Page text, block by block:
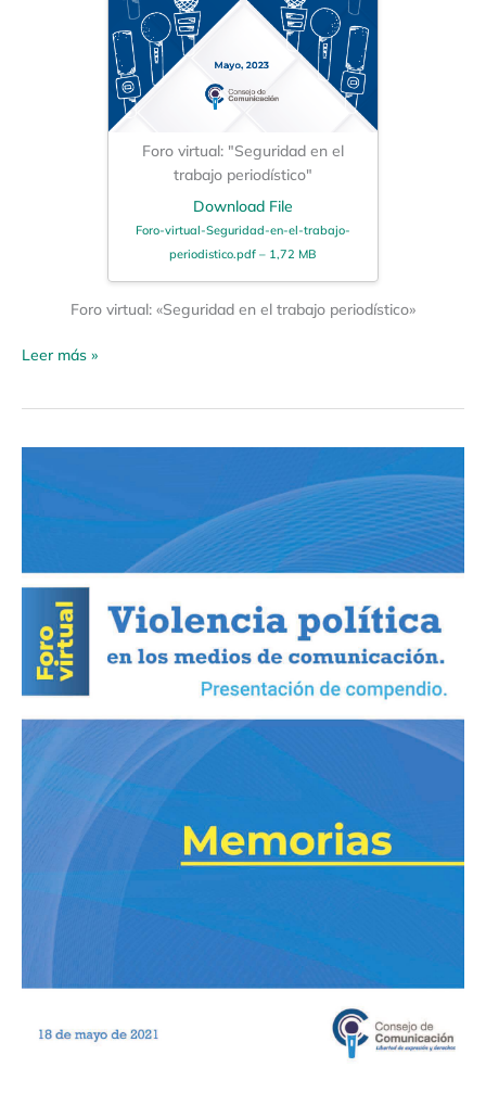
Foro virtual: "Seguridad en el
trabajo periodístico"
Download File
Foro-virtual-Seguridad-en-el-trabajo-
periodistico.pdf – 1,72 MB
Foro virtual: «Seguridad en el trabajo periodístico»
Leer más »
virtual:
«Violencia
los
medios
comunicación»
Presentación
de
compendio